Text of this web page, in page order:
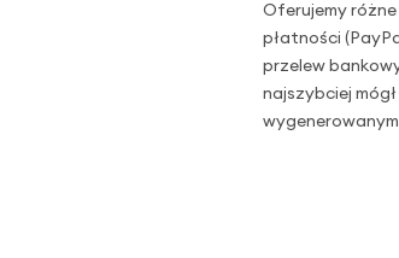
Oferujemy
płatności
przelew
najszybciej